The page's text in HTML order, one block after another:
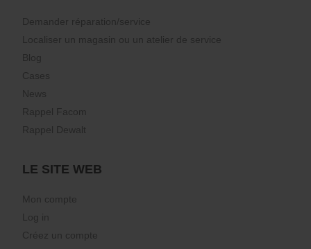
Demander réparation/service
Localiser un magasin ou un atelier de service
Blog
Cases
News
Rappel Facom
Rappel Dewalt
LE SITE WEB
Mon compte
Log in
Créez un compte